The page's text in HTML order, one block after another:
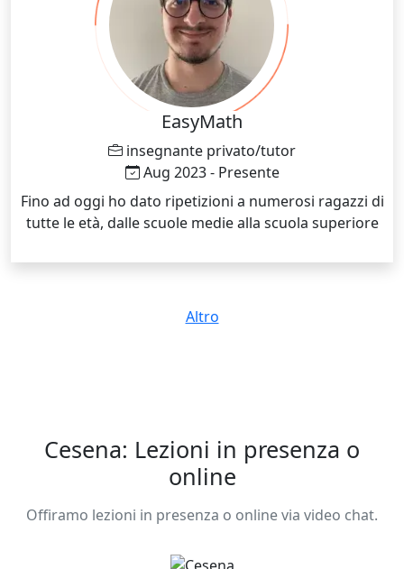
EasyMath
insegnante privato/tutor
Aug 2023 - Presente
Fino ad oggi ho dato ripetizioni a numerosi ragazzi di
tutte le età, dalle scuole medie alla scuola superiore
Altro
Cesena: Lezioni in presenza o
online
Offiramo lezioni in presenza o online via video chat.